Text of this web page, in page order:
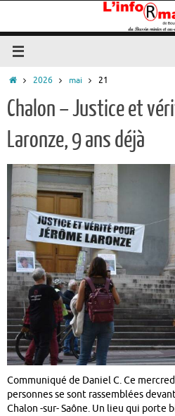
contenu
Accueil
2026 mai 21
Chalon – Justice et
Laronze, 9 ans déjà
Communiqué de Daniel C. Ce
personnes se sont rassemblées
Chalon -sur- Saône. Un lieu qui porte